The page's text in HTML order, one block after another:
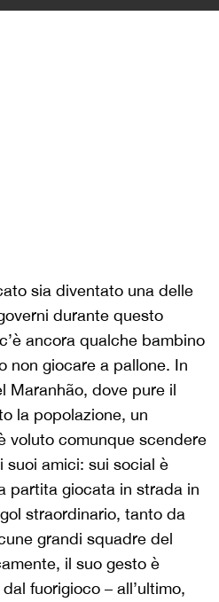
sia diventato una delle
durante questo
ancora qualche bambino
non giocare a pallone. In
Maranhão, dove pure il
la popolazione, un
voluto comunque scendere
suoi amici: sui social è
partita giocata in strada in
straordinario, tanto da
grandi squadre del
il suo gesto è
fuorigioco – all’ultimo,